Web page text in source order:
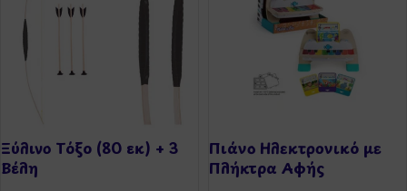
Ξύλινο Τόξο (80 εκ) + 3
Βέλη
Πιάνο Ηλεκτρονικό με
Πλήκτρα Αφής